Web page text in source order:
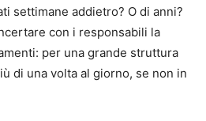
settimane addietro? O di anni?
con i responsabili la
per una grande struttura
di una volta al giorno, se non in